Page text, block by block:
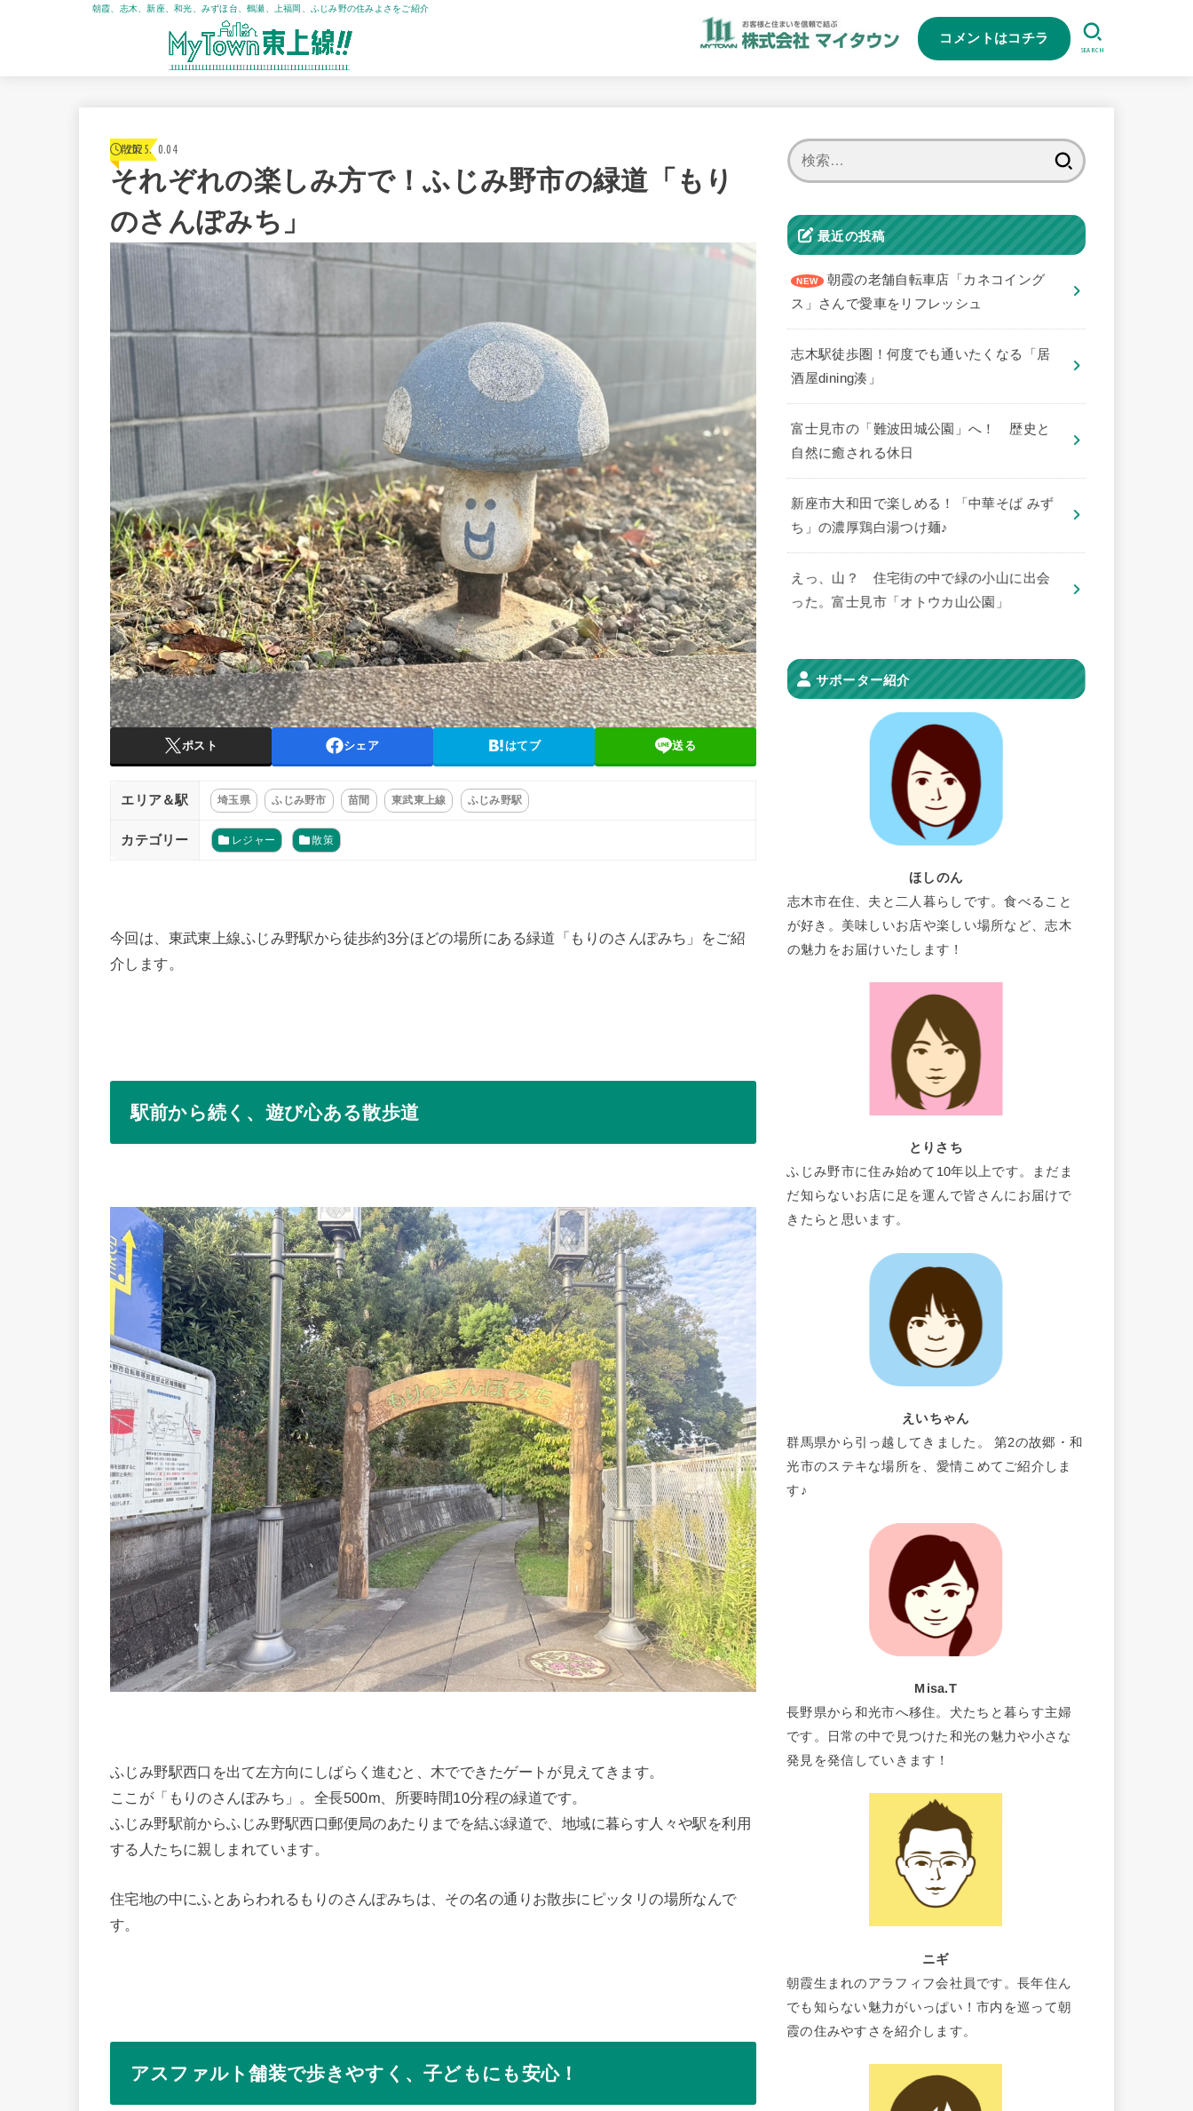
朝霞、志木、新座、和光、みずほ台、鶴瀬、上福岡、ふじみ野の住みよさをご紹介
コメントはコチラ
SEARCH
散策
2025.10.04
それぞれの楽しみ方で！ふじみ野市の緑道「もり
のさんぽみち」
ポスト シェア はてブ 送る
エリア＆駅 埼玉県 ふじみ野市 苗間 東武東上線 ふじみ野駅
カテゴリー レジャー 散策
今回は、東武東上線ふじみ野駅から徒歩約3分ほどの場所にある緑道「もりのさんぽみち」をご紹
介します。
駅前から続く、遊び心ある散歩道
ふじみ野駅西口を出て左方向にしばらく進むと、木でできたゲートが見えてきます。
ここが「もりのさんぽみち」。全長500m、所要時間10分程の緑道です。
ふじみ野駅前からふじみ野駅西口郵便局のあたりまでを結ぶ緑道で、地域に暮らす人々や駅を利用
する人たちに親しまれています。
住宅地の中にふとあらわれるもりのさんぽみちは、その名の通りお散歩にピッタリの場所なんで
す。
アスファルト舗装で歩きやすく、子どもにも安心！
最近の投稿
朝霞の老舗自転車店「カネコイング
ス」さんで愛車をリフレッシュ
志木駅徒歩圏！何度でも通いたくなる「居
酒屋dining湊」
​富士見市の「難波田城公園」へ！ 歴史と
自然に癒される休日
新座市大和田で楽しめる！「中華そば みず
ち」の濃厚鶏白湯つけ麺♪
えっ、山？ 住宅街の中で緑の小山に出会
った。富士見市「オトウカ山公園」
サポーター紹介
ほしのん
志木市在住、夫と二人暮らしです。食べること
が好き。美味しいお店や楽しい場所など、志木
の魅力をお届けいたします！
とりさち
ふじみ野市に住み始めて10年以上です。まだま
だ知らないお店に足を運んで皆さんにお届けで
きたらと思います。
えいちゃん
群馬県から引っ越してきました。 第2の故郷・和
光市のステキな場所を、愛情こめてご紹介しま
す♪
Misa.T
長野県から和光市へ移住。犬たちと暮らす主婦
です。日常の中で見つけた和光の魅力や小さな
発見を発信していきます！
ニギ
朝霞生まれのアラフィフ会社員です。長年住ん
でも知らない魅力がいっぱい！市内を巡って朝
霞の住みやすさを紹介します。